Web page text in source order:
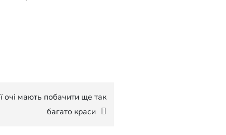
очі мають побачити ще так
багато краси